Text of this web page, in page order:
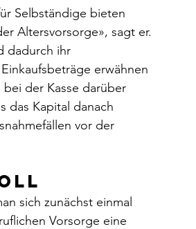
Selbständige bieten
Altersvorsorge», sagt er.
dadurch ihr
erwähnen
bei der Kasse darüber
das Kapital danach
vor der
sich zunächst einmal
Vorsorge eine